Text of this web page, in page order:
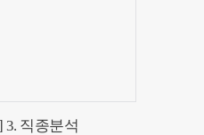
3. 직종분석